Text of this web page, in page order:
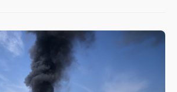
增加董事人數！辜仲諒向法院聲請遭